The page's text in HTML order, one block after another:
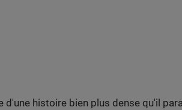
d'une histoire bien plus dense qu'il